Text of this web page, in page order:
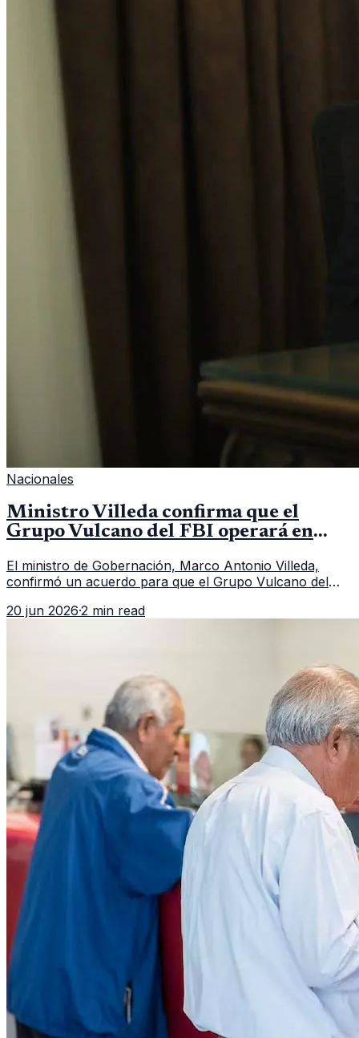
Nacionales
Ministro Villeda confirma que el
Grupo Vulcano del FBI operará en
El ministro de Gobernación, Marco Antonio Villeda,
confirmó un acuerdo para que el Grupo Vulcano del
fallido con la administración anterior del Ministerio
20 jun 2026·2 min read